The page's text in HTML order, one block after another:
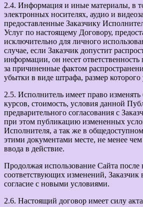
2.4. Информация и иные материалы, в
электронных носителях, аудио и
предоставленные Заказчику
Услуг по настоящему Договору,
исключительно для личного
случае, если Заказчик допустит
информации, он несет
за причиненные фактом
убытки в виде штрафа, размер которого
2.5. Исполнитель имеет право
курсов, стоимость, условия данной
предварительного согласования с
при этом публикацию измененных
Исполнителя, а так же в
этими документами месте, не менее
ввода в действие.
Продолжая использование Сайта после
соответствующих изменений, Заказчик
согласие с новыми условиями.
2.6. Настоящий договор имеет силу